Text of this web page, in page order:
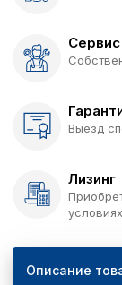
Сервис
Выезд
Лизинг
условиях
Описание